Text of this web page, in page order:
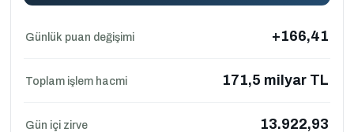
Günlük puan değişimi +166,41
Toplam işlem hacmi 171,5 milyar TL
Gün içi zirve 13.922,93